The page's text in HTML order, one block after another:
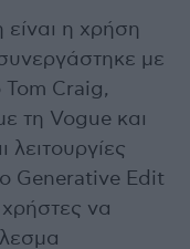
είναι η χρήση
με
Craig,
τη Vogue και
Generative Edit
να